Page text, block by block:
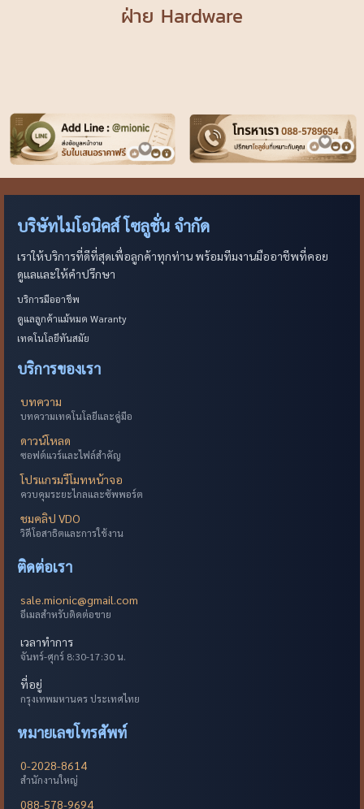
ฝ่าย Hardware
บริษัทไมโอนิคส์ โซลูชั่น จำกัด
เราให้บริการที่ดีที่สุดเพื่อลูกค้าทุกท่าน พร้อมทีมงานมืออาชีพที่คอย
ดูแลและให้คำปรึกษา
บริการมืออาชีพ
ดูแลลูกค้าแม้หมด Waranty
เทคโนโลยีทันสมัย
บริการของเรา
บทความ
บทความเทคโนโลยีและคู่มือ
ดาวน์โหลด
ซอฟต์แวร์และไฟล์สำคัญ
โปรแกรมรีโมทหน้าจอ
ควบคุมระยะไกลและซัพพอร์ต
ชมคลิป VDO
วิดีโอสาธิตและการใช้งาน
ติดต่อเรา
sale.mionic@gmail.com
อีเมลสำหรับติดต่อขาย
เวลาทำการ
จันทร์-ศุกร์ 8:30-17:30 น.
ที่อยู่
กรุงเทพมหานคร ประเทศไทย
หมายเลขโทรศัพท์
0-2028-8614
สำนักงานใหญ่
088-578-9694